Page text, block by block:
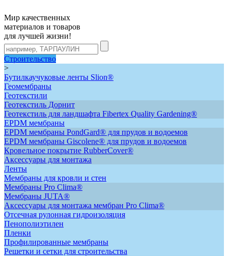
Мир качественных
материалов и товаров
для лучшей жизни!
Строительство
>
Бутилкаучуковые ленты Slion®
Геомембраны
Геотекстили
Геотекстиль Дорнит
Геотекстиль для ландшафта Fibertex Quality Gardening®
ЕРDM мембраны
EPDM мембраны PondGard® для прудов и водоемов
EPDM мембраны Giscolene® для прудов и водоемов
Кровельное покрытие RubberCover®
Аксессуары для монтажа
Ленты
Мембраны для кровли и стен
Мембраны Pro Clima®
Мембраны JUTA®
Аксессуары для монтажа мембран Pro Clima®
Отсечная рулонная гидроизоляция
Пенополиэтилен
Пленки
Профилированные мембраны
Решетки и сетки для строительства